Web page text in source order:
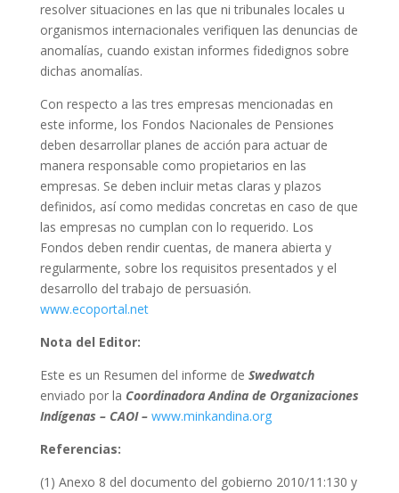
resolver situaciones en las que ni tribunales locales u
organismos internacionales verifiquen las denuncias de
anomalías, cuando existan informes fidedignos sobre
dichas anomalías.
Con respecto a las tres empresas mencionadas en
este informe, los Fondos Nacionales de Pensiones
deben desarrollar planes de acción para actuar de
manera responsable como propietarios en las
empresas. Se deben incluir metas claras y plazos
definidos, así como medidas concretas en caso de que
las empresas no cumplan con lo requerido. Los
Fondos deben rendir cuentas, de manera abierta y
regularmente, sobre los requisitos presentados y el
desarrollo del trabajo de persuasión.
www.ecoportal.net
Nota del Editor:
Este es un Resumen del informe de Swedwatch
enviado por la Coordinadora Andina de Organizaciones
Indígenas – CAOI – www.minkandina.org
Referencias:
(1) Anexo 8 del documento del gobierno 2010/11:130 y